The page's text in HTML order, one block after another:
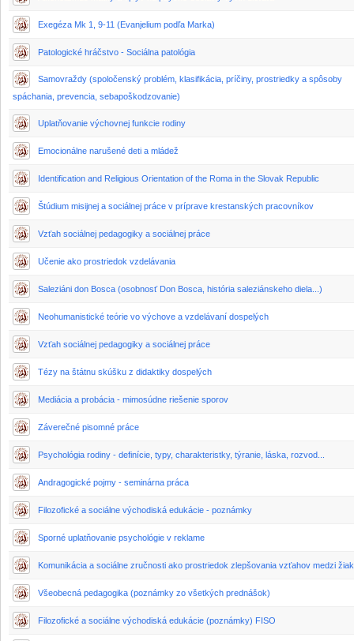
Exegéza Mk 1, 9-11 (Evanjelium podľa Marka)
Patologické hráčstvo - Sociálna patológia
Samovraždy (spoločenský problém, klasifikácia, príčiny, prostriedky a spôsoby
spáchania, prevencia, sebapoškodzovanie)
Uplatňovanie výchovnej funkcie rodiny
Emocionálne narušené deti a mládež
Identification and Religious Orientation of the Roma in the Slovak Republic
Štúdium misijnej a sociálnej práce v príprave krestanských pracovníkov
Vzťah sociálnej pedagogiky a sociálnej práce
Učenie ako prostriedok vzdelávania
Saleziáni don Bosca (osobnosť Don Bosca, história saleziánskeho diela...)
Neohumanistické teórie vo výchove a vzdelávaní dospelých
Vzťah sociálnej pedagogiky a sociálnej práce
Tézy na štátnu skúšku z didaktiky dospelých
Mediácia a probácia - mimosúdne riešenie sporov
Záverečné pisomné práce
Psychológia rodiny - definície, typy, charakteristky, týranie, láska, rozvod...
Andragogické pojmy - seminárna práca
Filozofické a sociálne východiská edukácie - poznámky
Sporné uplatňovanie psychológie v reklame
Komunikácia a sociálne zručnosti ako prostriedok zlepšovania vzťahov medzi
Všeobecná pedagogika (poznámky zo všetkých prednášok)
Filozofické a sociálne východiská edukácie (poznámky) FISO